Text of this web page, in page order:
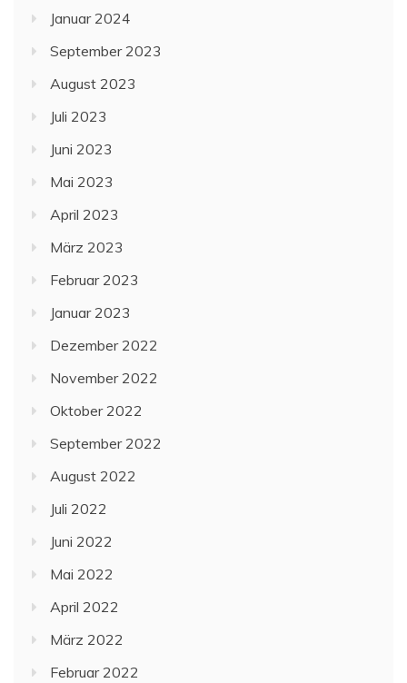
Januar 2024
September 2023
August 2023
Juli 2023
Juni 2023
Mai 2023
April 2023
März 2023
Februar 2023
Januar 2023
Dezember 2022
November 2022
Oktober 2022
September 2022
August 2022
Juli 2022
Juni 2022
Mai 2022
April 2022
März 2022
Februar 2022